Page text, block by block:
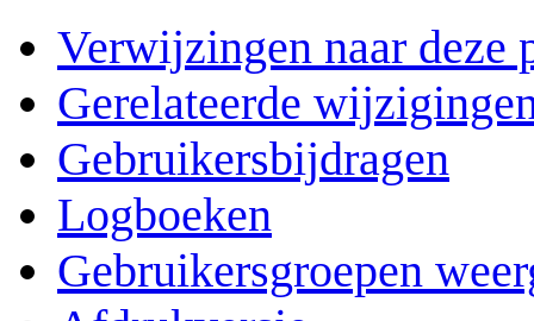
Verwijzingen naar deze
Gerelateerde
Gebruikersbijdragen
Logboeken
Gebruikersgroepen